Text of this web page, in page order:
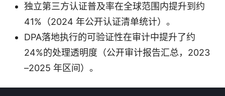
独立第三方认证普及率在全球范围内提升到约
41%（2024 年公开认证清单统计）。
DPA落地执行的可验证性在审计中提升了约
24%的处理透明度（公开审计报告汇总，2023
–2025 年区间）。